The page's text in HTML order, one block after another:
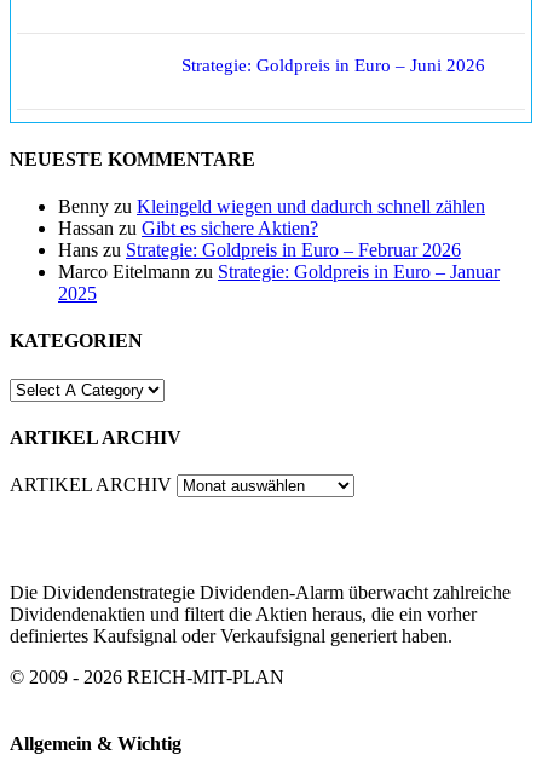
Strategie: Goldpreis in Euro – Juni 2026
NEUESTE KOMMENTARE
Benny zu Kleingeld wiegen und dadurch schnell zählen
Hassan zu Gibt es sichere Aktien?
Hans zu Strategie: Goldpreis in Euro – Februar 2026
Marco Eitelmann zu Strategie: Goldpreis in Euro – Januar
2025
KATEGORIEN
ARTIKEL ARCHIV
ARTIKEL ARCHIV
Die Dividendenstrategie Dividenden-Alarm überwacht zahlreiche
Dividendenaktien und filtert die Aktien heraus, die ein vorher
definiertes Kaufsignal oder Verkaufsignal generiert haben.
© 2009 - 2026 REICH-MIT-PLAN
Allgemein & Wichtig